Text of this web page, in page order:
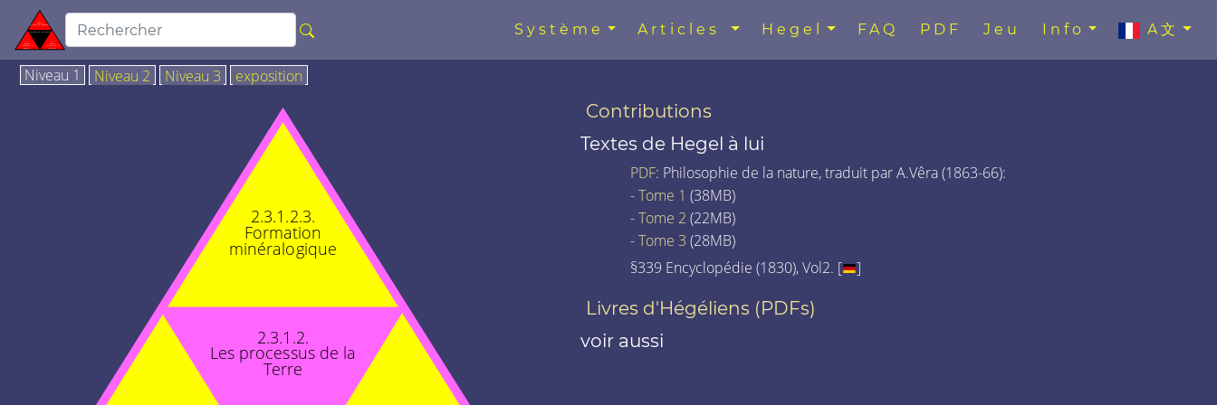
Système Articles Hegel FAQ PDF Jeu Info A文
Niveau 1 Niveau 2 Niveau 3 exposition
2.3.1.2.
Les processus de la
Terre
2.3.1.2.3.
Formation
minéralogique
Contributions
Textes de Hegel à lui
PDF: Philosophie de la nature, traduit par A.Vêra (1863-66):
-Tome 1 (38MB)
-Tome 2 (22MB)
-Tome 3 (28MB)
§339 Encyclopédie (1830), Vol2. [
]
Livres d'Hégéliens (PDFs)
voir aussi